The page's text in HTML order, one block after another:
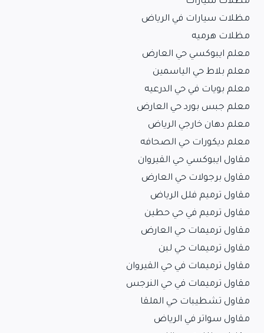
مظلات سيارات في الرياض
مظلات هرميه
معلم ايبوكسي حي العارض
معلم بلاط حي الياسمين
معلم بويات في حي الدرعيه
معلم جبس بورد حي العارض
معلم دهان خارجي الرياض
معلم ديكورات حي الصحافه
مقاول ايبوكسي حي القيروان
مقاول برجولات حي العارض
مقاول ترميم فلل الرياض
مقاول ترميم في حي حطين
مقاول ترميمات حي العارض
مقاول ترميمات حي لبن
مقاول ترميمات في حي القيروان
مقاول ترميمات في حي النرجس
مقاول تشطيبات حي الملقا
مقاول سواتر في الرياض